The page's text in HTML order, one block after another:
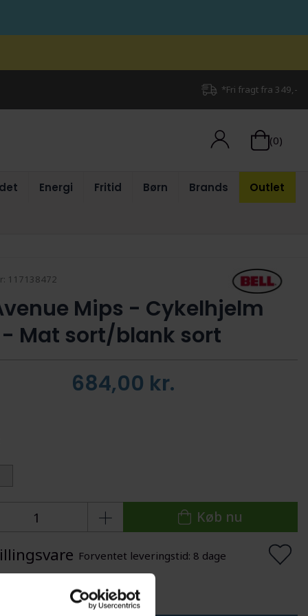
*Fri fragt fra 349,-
(0)
Energi Fritid Børn Brands Outlet
117138472
Mips - Cykelhjelm
Mat sort/blank sort
684,00 kr.
Køb nu
Forventet leveringstid: 8 dage
til Ønskeskyen